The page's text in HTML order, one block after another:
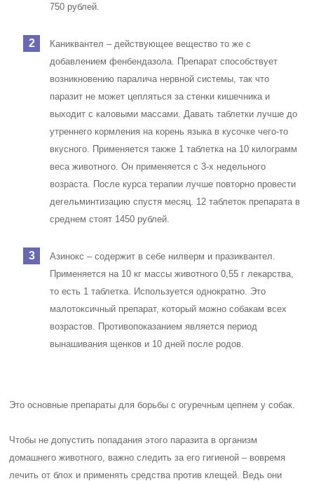
750 рублей.
Каниквантел – действующее вещество то же с
добавлением фенбендазола. Препарат способствует
возникновению паралича нервной системы, так что
паразит не может цепляться за стенки кишечника и
выходит с каловыми массами. Давать таблетки лучше до
утреннего кормления на корень языка в кусочке чего-то
вкусного. Применяется также 1 таблетка на 10 килограмм
веса животного. Он применяется с 3-х недельного
возраста. После курса терапии лучше повторно провести
дегельминтизацию спустя месяц. 12 таблеток препарата в
среднем стоят 1450 рублей.
Азинокс – содержит в себе нилверм и празиквантел.
Применяется на 10 кг массы животного 0,55 г лекарства,
то есть 1 таблетка. Используется однократно. Это
малотоксичный препарат, который можно собакам всех
возрастов. Противопоказанием является период
вынашивания щенков и 10 дней после родов.
Это основные препараты для борьбы с огуречным цепнем у собак.
Чтобы не допустить попадания этого паразита в организм
домашнего животного, важно следить за его гигиеной – вовремя
лечить от блох и применять средства против клещей. Ведь они